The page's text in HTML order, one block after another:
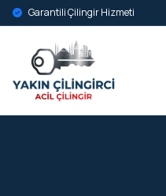
Garantili Çilingir Hizmeti